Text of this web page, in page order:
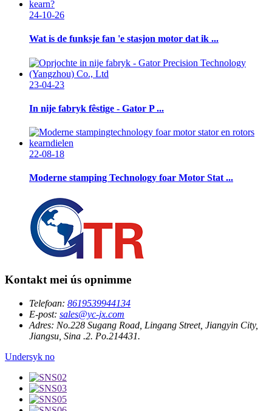
24-10-26
Wat is de funksje fan 'e stasjon motor dat ik ...
23-04-23
In nije fabryk fêstige - Gator P ...
22-08-18
Moderne stamping Technology foar Motor Stat ...
Kontakt mei ús opnimme
Telefoan: 8619539944134
E-post: sales@yc-jx.com
Adres: No.228 Sugang Road, Lingang Street, Jiangyin City,
Jiangsu, Sina .2. Po.214431.
Undersyk no